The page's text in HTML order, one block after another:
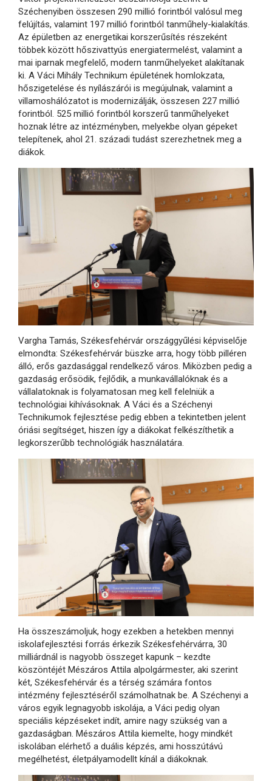
Széchenyiben összesen 290 millió forintból valósul meg
felújítás, valamint 197 millió forintból tanműhely-kialakítás.
Az épületben az energetikai korszerűsítés részeként
többek között hőszivattyús energiatermelést, valamint a
mai iparnak megfelelő, modern tanműhelyeket alakítanak
ki. A Váci Mihály Technikum épületének homlokzata,
hőszigetelése és nyílászárói is megújulnak, valamint a
villamoshálózatot is modernizálják, összesen 227 millió
forintból. 525 millió forintból korszerű tanműhelyeket
hoznak létre az intézményben, melyekbe olyan gépeket
telepítenek, ahol 21. századi tudást szerezhetnek meg a
diákok.
Vargha Tamás, Székesfehérvár országgyűlési képviselője
elmondta: Székesfehérvár büszke arra, hogy több pilléren
álló, erős gazdasággal rendelkező város. Miközben pedig a
gazdaság erősödik, fejlődik, a munkavállalóknak és a
vállalatoknak is folyamatosan meg kell felelniük a
technológiai kihívásoknak. A Váci és a Széchenyi
Technikumok fejlesztése pedig ebben a tekintetben jelent
óriási segítséget, hiszen így a diákokat felkészíthetik a
legkorszerűbb technológiák használatára.
Ha összeszámoljuk, hogy ezekben a hetekben mennyi
iskolafejlesztési forrás érkezik Székesfehérvárra, 30
milliárdnál is nagyobb összeget kapunk – kezdte
köszöntéjét Mészáros Attila alpolgármester, aki szerint
két, Székesfehérvár és a térség számára fontos
intézmény fejlesztéséről számolhatnak be. A Széchenyi a
város egyik legnagyobb iskolája, a Váci pedig olyan
speciális képzéseket indít, amire nagy szükség van a
gazdaságban. Mészáros Attila kiemelte, hogy mindkét
iskolában elérhető a duális képzés, ami hosszútávú
megélhetést, életpályamodellt kínál a diákoknak.